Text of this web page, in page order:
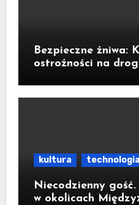
Bezpieczne żniwa:
ostrożności na
kultura technologia
Niecodzienny
w okolicach